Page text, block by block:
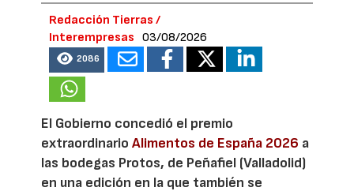
Redacción Tierras /
Interempresas
03/08/2026
2086
El Gobierno concedió el premio
extraordinarioAlimentos de España 2026 a
las bodegas Protos, de Peñafiel (Valladolid)
en una edición en la que también se